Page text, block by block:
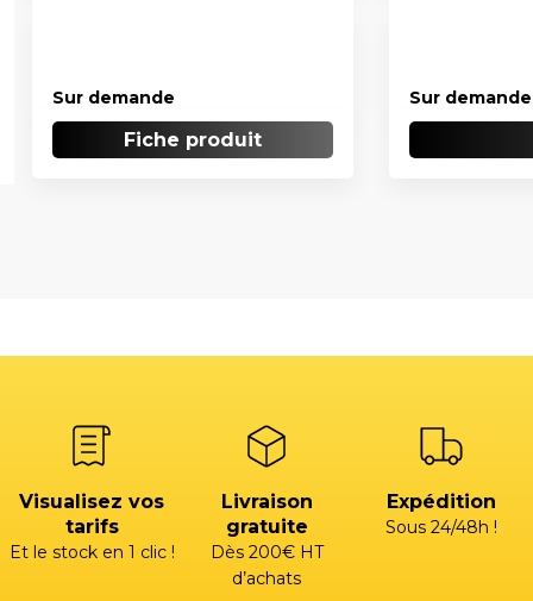
Sur demande
Fiche produit
Sur demande
Visualisez vos
tarifs
Et le stock en 1 clic !
Livraison
gratuite
Dès 200€ HT
d’achats
Expédition
Sous 24/48h !